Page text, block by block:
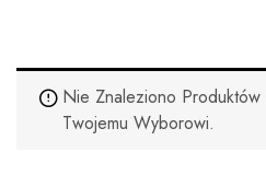
Nie Znaleziono
Twojemu Wyborowi.